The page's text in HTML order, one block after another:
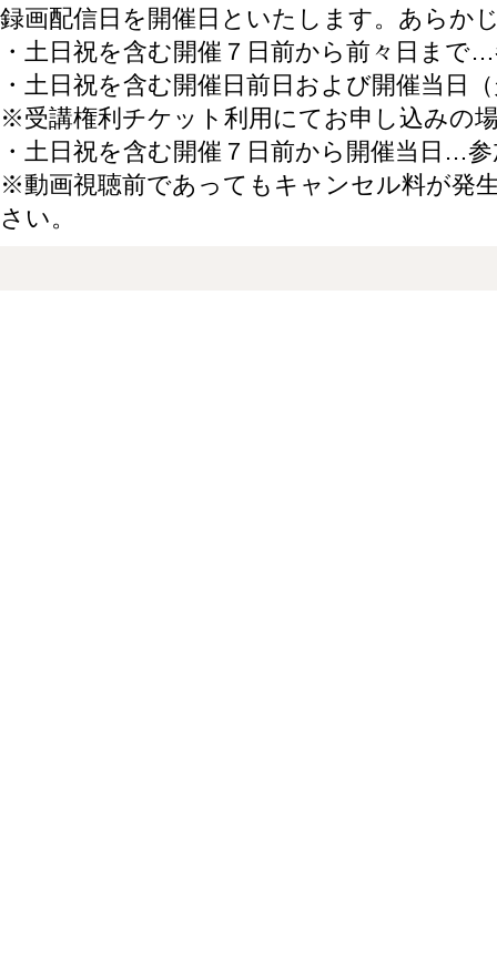
録画配信日を開催日といたします。あらか
・土日祝を含む開催７日前から前々日まで
・土日祝を含む開催日前日および開催当日
※受講権利チケット利用にてお申し込みの
・土日祝を含む開催７日前から開催当日…
※動画視聴前であってもキャンセル料が発
さい。